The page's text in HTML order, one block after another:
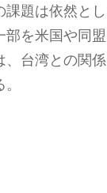
題は依然と
を米国や同
台湾との関